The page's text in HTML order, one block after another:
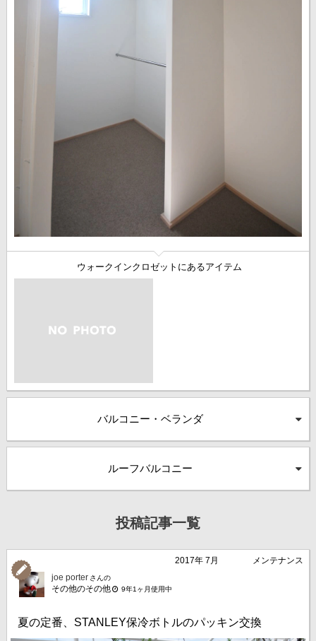
ウォークインクロゼットにあるアイテム
バルコニー・ベランダ
ルーフバルコニー
投稿記事一覧
2017年 7月
メンテナンス
joe porter さんの
その他のその他 9年1ヶ月使用中
夏の定番、STANLEY保冷ボトルのパッキン交換